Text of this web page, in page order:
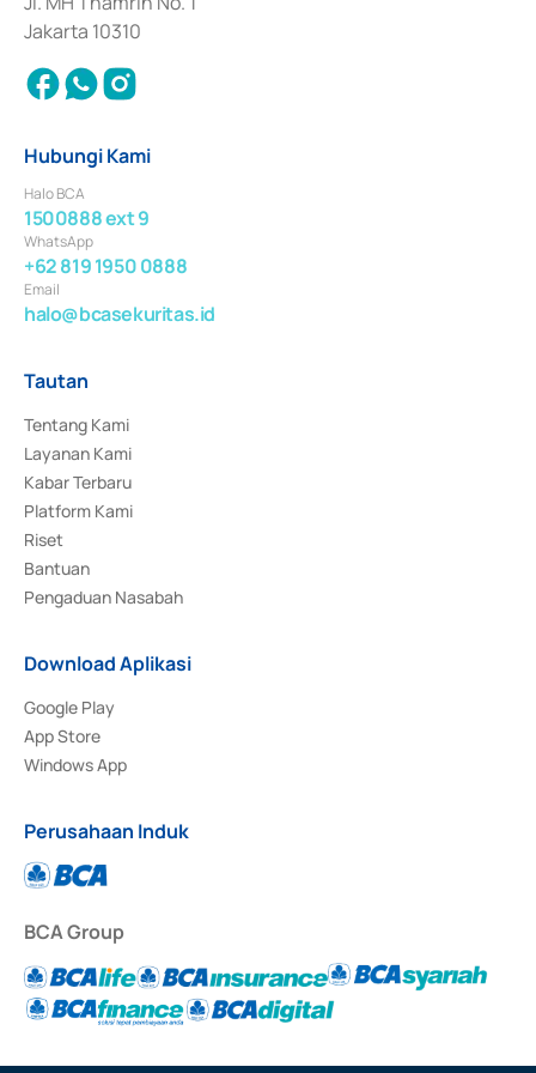
Jakarta 10310
Hubungi Kami
Halo BCA
1500888 ext 9
WhatsApp
+62 819 1950 0888
Email
halo@bcasekuritas.id
Tautan
Tentang Kami
Layanan Kami
Kabar Terbaru
Platform Kami
Riset
Bantuan
Pengaduan Nasabah
Download Aplikasi
Google Play
App Store
Windows App
Perusahaan Induk
BCA Group